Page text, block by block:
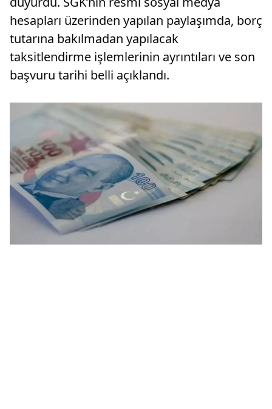
hesapları üzerinden yapılan paylaşımda, borç
tutarına bakılmadan yapılacak
taksitlendirme işlemlerinin ayrıntıları ve son
başvuru tarihi belli açıklandı.